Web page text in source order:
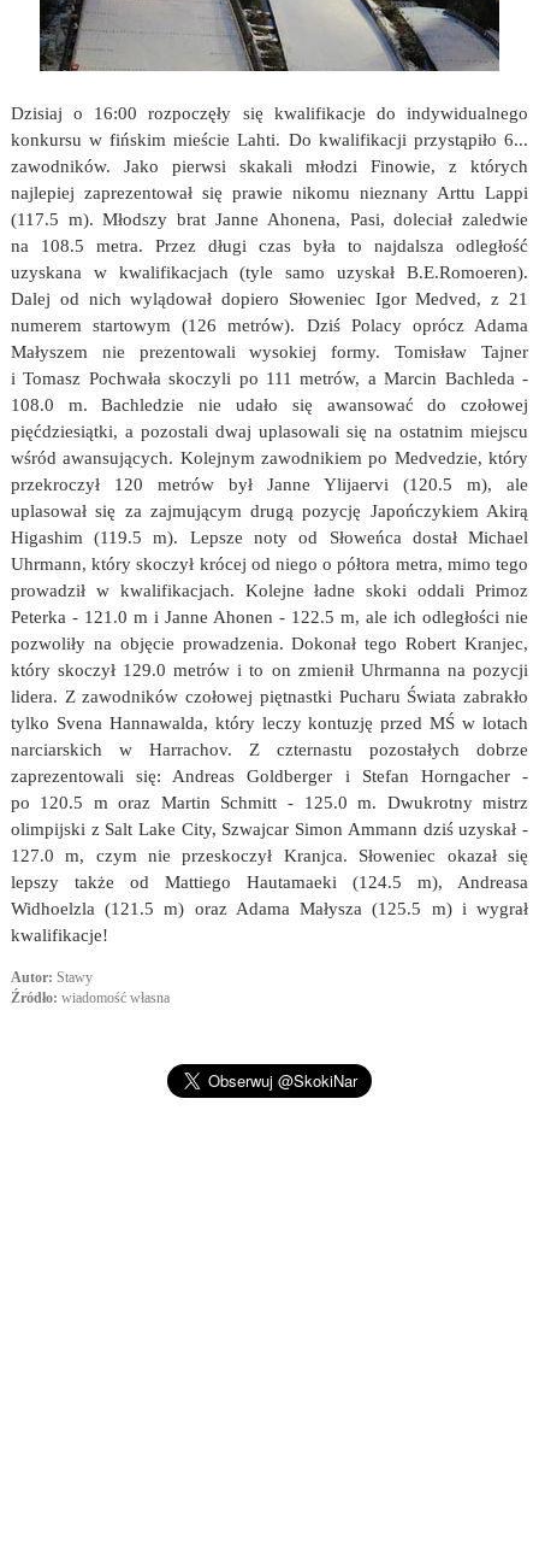
Dzisiaj o 16:00 rozpoczęły się kwalifikacje do indywidualnego
konkursu w fińskim mieście Lahti. Do kwalifikacji przystąpiło 6...
zawodników. Jako pierwsi skakali młodzi Finowie, z których
najlepiej zaprezentował się prawie nikomu nieznany Arttu Lappi
(117.5 m). Młodszy brat Janne Ahonena, Pasi, doleciał zaledwie
na 108.5 metra. Przez długi czas była to najdalsza odległość
uzyskana w kwalifikacjach (tyle samo uzyskał B.E.Romoeren).
Dalej od nich wylądował dopiero Słoweniec Igor Medved, z 21
numerem startowym (126 metrów). Dziś Polacy oprócz Adama
Małyszem nie prezentowali wysokiej formy. Tomisław Tajner
i Tomasz Pochwała skoczyli po 111 metrów, a Marcin Bachleda -
108.0 m. Bachledzie nie udało się awansować do czołowej
pięćdziesiątki, a pozostali dwaj uplasowali się na ostatnim miejscu
wśród awansujących. Kolejnym zawodnikiem po Medvedzie, który
przekroczył 120 metrów był Janne Ylijaervi (120.5 m), ale
uplasował się za zajmującym drugą pozycję Japończykiem Akirą
Higashim (119.5 m). Lepsze noty od Słoweńca dostał Michael
Uhrmann, który skoczył krócej od niego o półtora metra, mimo tego
prowadził w kwalifikacjach. Kolejne ładne skoki oddali Primoz
Peterka - 121.0 m i Janne Ahonen - 122.5 m, ale ich odległości nie
pozwoliły na objęcie prowadzenia. Dokonał tego Robert Kranjec,
który skoczył 129.0 metrów i to on zmienił Uhrmanna na pozycji
lidera. Z zawodników czołowej piętnastki Pucharu Świata zabrakło
tylko Svena Hannawalda, który leczy kontuzję przed MŚ w lotach
narciarskich w Harrachov. Z czternastu pozostałych dobrze
zaprezentowali się: Andreas Goldberger i Stefan Horngacher -
po 120.5 m oraz Martin Schmitt - 125.0 m. Dwukrotny mistrz
olimpijski z Salt Lake City, Szwajcar Simon Ammann dziś uzyskał -
127.0 m, czym nie przeskoczył Kranjca. Słoweniec okazał się
lepszy także od Mattiego Hautamaeki (124.5 m), Andreasa
Widhoelzla (121.5 m) oraz Adama Małysza (125.5 m) i wygrał
kwalifikacje!
Autor: Stawy
Źródło: wiadomość własna